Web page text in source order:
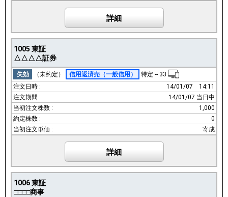
詳細
1005 東証
△△△△証券
失効 （未約定） 信用返済売（一般信用） 特定 -- 33
14/01/07
14:11
14/01/07 当日中
1,000
0
寄成
詳細
1006 東証
□□□□商事